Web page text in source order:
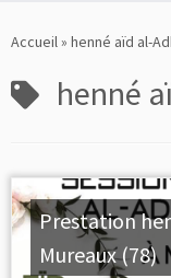
toAccueil» henné aïd al-
henné
Prestation
Mureaux (78)